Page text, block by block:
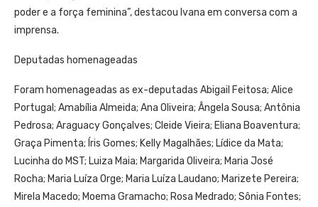
poder e a força feminina”, destacou Ivana em conversa com a
imprensa.
Deputadas homenageadas
Foram homenageadas as ex-deputadas Abigail Feitosa; Alice
Portugal; Amabília Almeida; Ana Oliveira; Ângela Sousa; Antônia
Pedrosa; Araguacy Gonçalves; Cleide Vieira; Eliana Boaventura;
Graça Pimenta; Íris Gomes; Kelly Magalhães; Lídice da Mata;
Lucinha do MST; Luiza Maia; Margarida Oliveira; Maria José
Rocha; Maria Luíza Orge; Maria Luíza Laudano; Marizete Pereira;
Mirela Macedo; Moema Gramacho; Rosa Medrado; Sônia Fontes;